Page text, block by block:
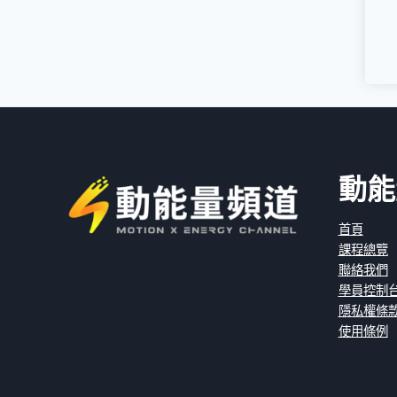
動
首頁
課程總覽
聯絡我們
學員控制
隱私權條
使用條例